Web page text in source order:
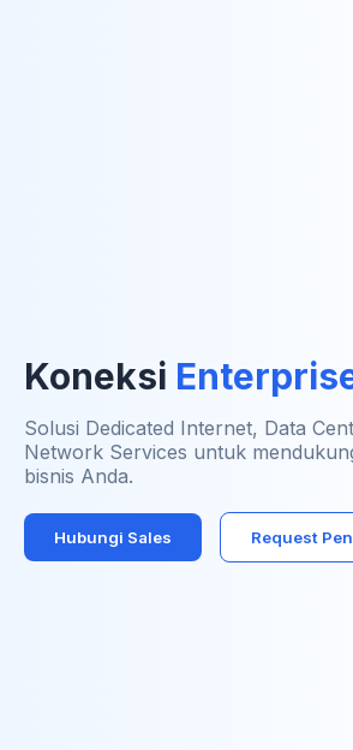
Koneksi
Solusi Dedicated Internet, Data
Network Services untuk
bisnis Anda.
Hubungi Sales Request